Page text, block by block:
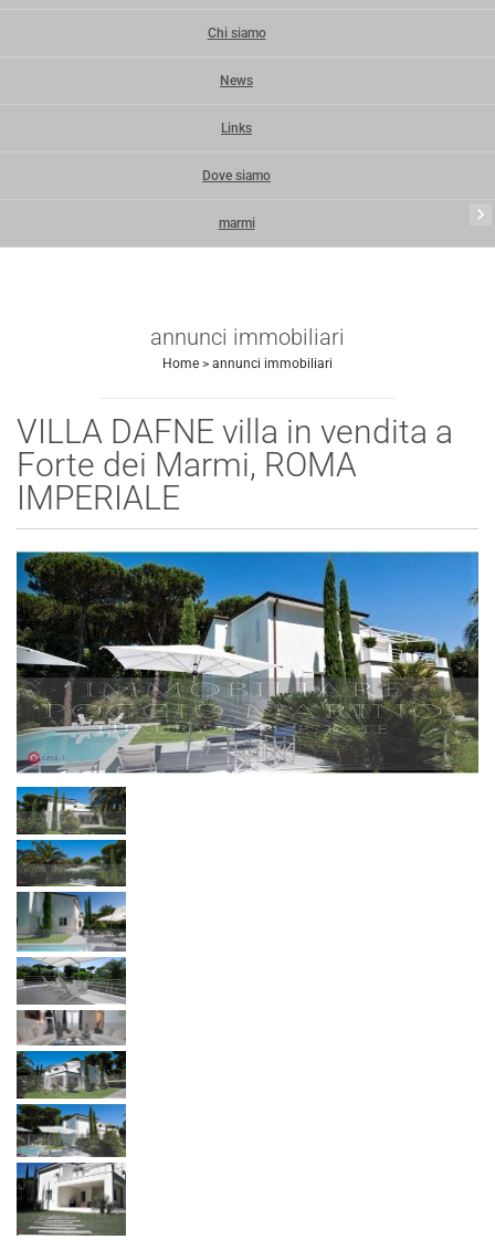
Chi siamo
News
Links
Dove siamo
marmi keyboard_arrow_right
annunci immobiliari
Home > annunci immobiliari
VILLA DAFNE villa in vendita a
Forte dei Marmi, ROMA
IMPERIALE